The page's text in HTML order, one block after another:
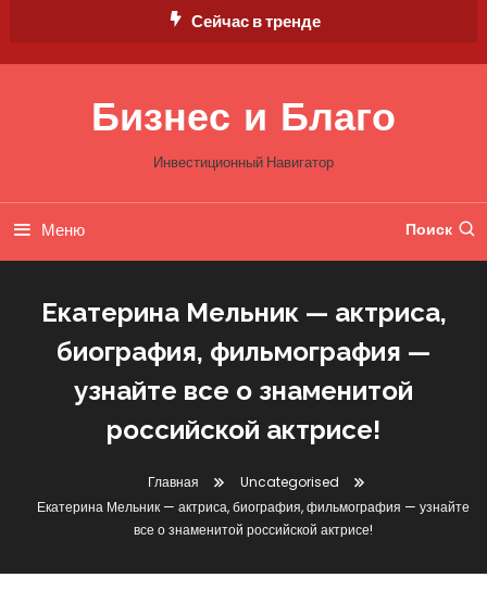
Сейчас в тренде
Бизнес и Благо
Инвестиционный Навигатор
Меню Поиск
Екатерина Мельник — актриса,
биография, фильмография —
узнайте все о знаменитой
российской актрисе!
Главная
Uncategorised
Екатерина Мельник — актриса, биография, фильмография — узнайте
все о знаменитой российской актрисе!